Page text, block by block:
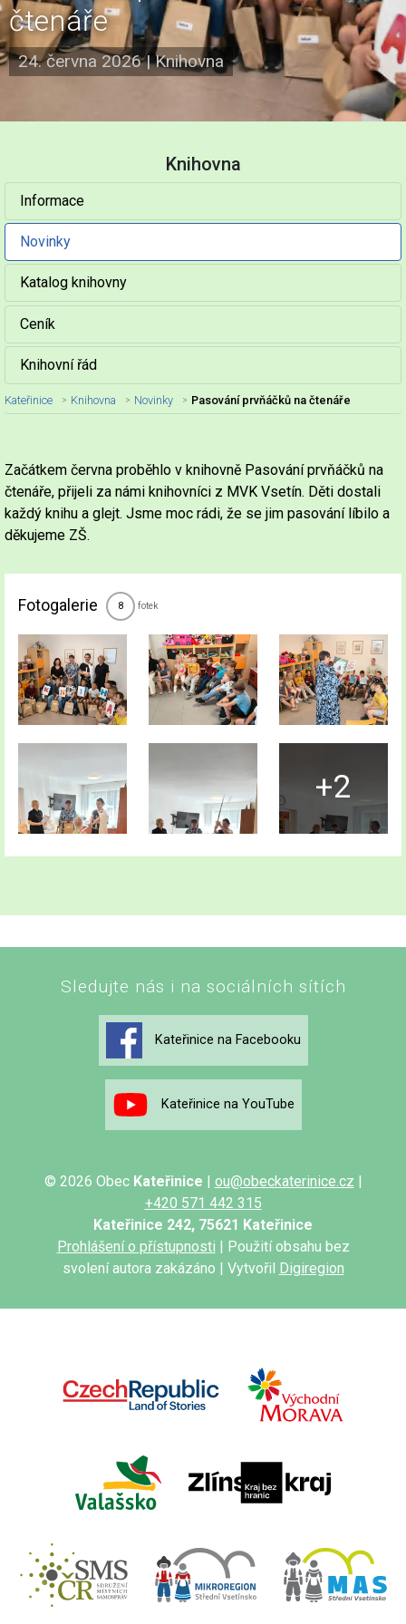
čtenáře
24. června 2026|Knihovna
Knihovna
Informace
Novinky
Katalog knihovny
Ceník
Knihovní řád
Kateřinice Knihovna Novinky Pasování prvňáčků na čtenáře
Nadpis článku
Začátkem června proběhlo v knihovně Pasování prvňáčků na
čtenáře, přijeli za námi knihovníci z MVK Vsetín. Děti dostali
každý knihu a glejt. Jsme moc rádi, že se jim pasování líbilo a
děkujeme ZŠ.
Fotogalerie 8 fotek
+2
Sledujte nás i na sociálních sítích
Kateřinice na Facebooku
Kateřinice na YouTube
© 2026 Obec Kateřinice | ou@obeckaterinice.cz |
+420 571 442 315
Kateřinice 242, 75621 Kateřinice
Prohlášení o přístupnosti | Použití obsahu bez
svolení autora zakázáno | Vytvořil Digiregion